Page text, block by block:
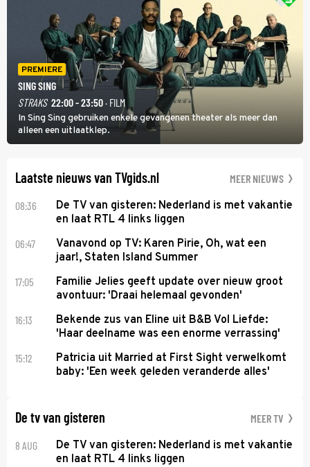
PREMIERE
SING SING
STRAKS 22:00 - 23:50· FILM
In Sing Sing gebruiken enkele gevangenen theater als meer dan
alleen een uitlaatklep.
Laatste nieuws van TVgids.nl MEER NIEUWS
08:36
De TV van gisteren: Nederland is met vakantie
en laat RTL 4 links liggen
06:47
Vanavond op TV: Karen Pirie, Oh, wat een
jaar!, Staten Island Summer
17:05
Familie Jelies geeft update over nieuw groot
avontuur: 'Draai helemaal gevonden'
16:13
Bekende zus van Eline uit B&B Vol Liefde:
'Haar deelname was een enorme verrassing'
15:12
Patricia uit Married at First Sight verwelkomt
baby: 'Een week geleden veranderde alles'
De tv van gisteren MEER TV
8 AUG
De TV van gisteren: Nederland is met vakantie
en laat RTL 4 links liggen